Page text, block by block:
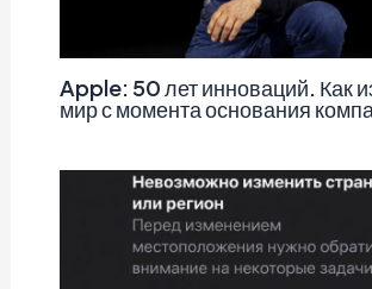
Apple: 50 лет инноваций. Как
мир с момента основания